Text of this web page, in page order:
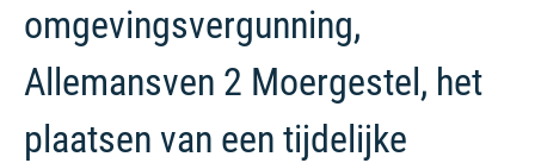
omgevingsvergunning,
Allemansven 2 Moergestel, het
plaatsen van een tijdelijke